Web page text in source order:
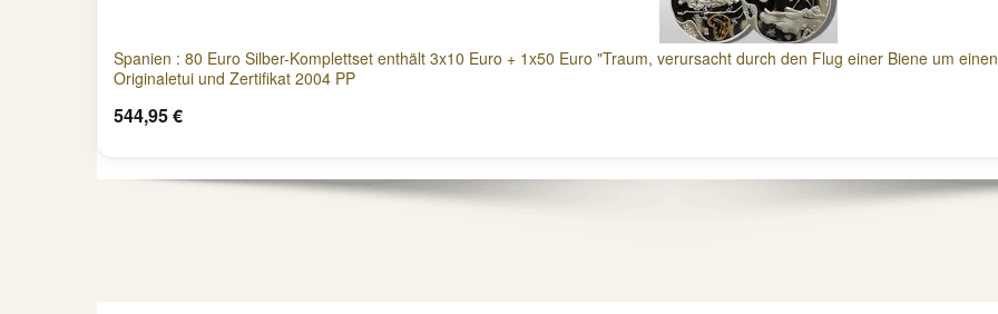
Spanien : 80 Euro Silber-Komplettset enthält 3x10 Euro + 1x50 Euro "Traum, verursacht durch den Flug einer Biene um
Originaletui und Zertifikat 2004 PP
544,95 €